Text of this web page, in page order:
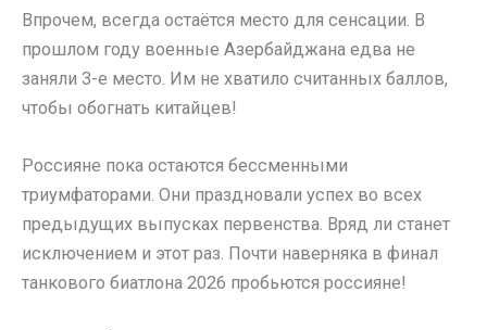
Впрочем, всегда остаётся место для сенсации. В
прошлом году военные Азербайджана едва не
заняли 3-е место. Им не хватило считанных баллов,
чтобы обогнать китайцев!
Россияне пока остаются бессменными
триумфаторами. Они праздновали успех во всех
предыдущих выпусках первенства. Вряд ли станет
исключением и этот раз. Почти наверняка в финал
танкового биатлона 2026 пробьются россияне!